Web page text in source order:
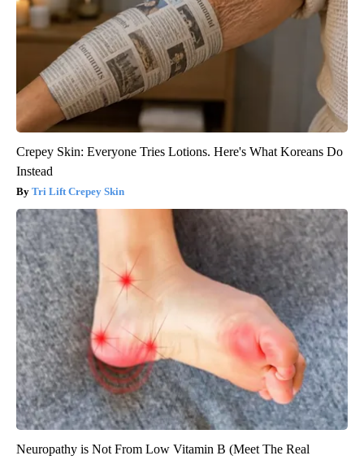
Crepey Skin: Everyone Tries Lotions. Here's What Koreans Do
Instead
Tri Lift Crepey Skin
Neuropathy is Not From Low Vitamin B (Meet The Real